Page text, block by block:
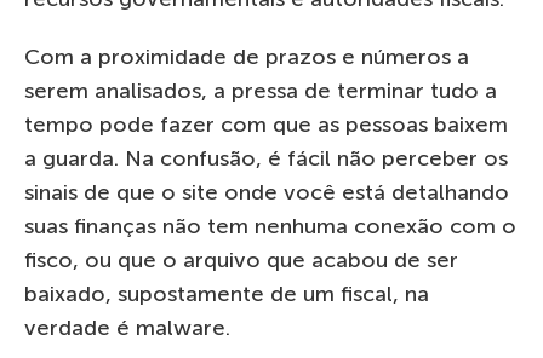
Com a proximidade de prazos e números a
serem analisados, a pressa de terminar tudo a
tempo pode fazer com que as pessoas baixem
a guarda. Na confusão, é fácil não perceber os
sinais de que o site onde você está detalhando
suas finanças não tem nenhuma conexão com o
fisco, ou que o arquivo que acabou de ser
baixado, supostamente de um fiscal, na
verdade é malware.